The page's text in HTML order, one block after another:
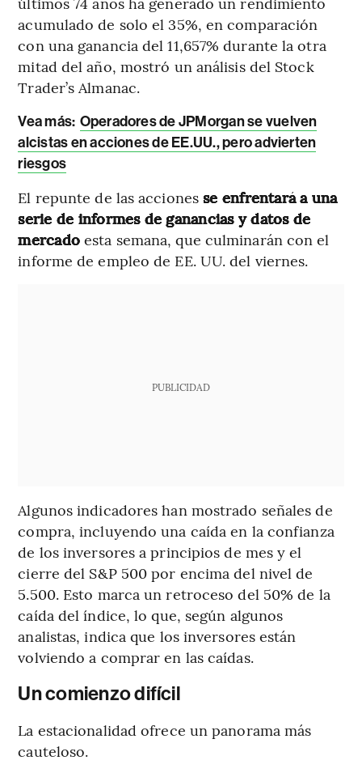
acumulado de solo el 35%, en comparación
con una ganancia del 11,657% durante la otra
mitad del año, mostró un análisis del Stock
Trader’s Almanac.
Vea más: Operadores de JPMorgan se vuelven
alcistas en acciones de EE.UU., pero advierten
riesgos
El repunte de las accionesse enfrentará a una
serie de informes de ganancias y datos de
mercado esta semana, que culminarán con el
informe de empleo de EE. UU. del viernes.
PUBLICIDAD
Algunos indicadores han mostrado señales de
compra, incluyendo una caída en la confianza
de los inversores a principios de mes y el
cierre del S&P 500 por encima del nivel de
5.500. Esto marca un retroceso del 50% de la
caída del índice, lo que, según algunos
analistas, indica que los inversores están
volviendo a comprar en las caídas.
Un comienzo difícil
La estacionalidad ofrece un panorama más
cauteloso.